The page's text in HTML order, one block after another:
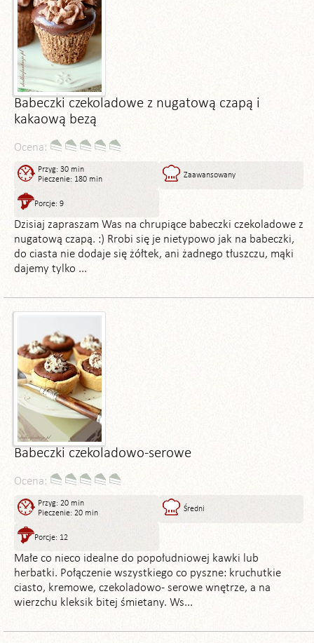
Babeczki czekoladowe z nugatową czapą i
kakaową bezą
Ocena:
Przyg: 30 min
Pieczenie: 180 min
Zaawansowany
Porcje: 9
Dzisiaj zapraszam Was na chrupiące babeczki czekoladowe z
nugatową czapą. :) Rrobi się je nietypowo jak na babeczki,
do ciasta nie dodaje się żółtek, ani żadnego tłuszczu, mąki
dajemy tylko ...
Babeczki czekoladowo-serowe
Ocena:
Przyg: 20 min
Pieczenie: 20 min
Średni
Porcje: 12
Małe co nieco idealne do popołudniowej kawki lub
herbatki. Połączenie wszystkiego co pyszne: kruchutkie
ciasto, kremowe, czekoladowo- serowe wnętrze, a na
wierzchu kleksik bitej śmietany. Ws...